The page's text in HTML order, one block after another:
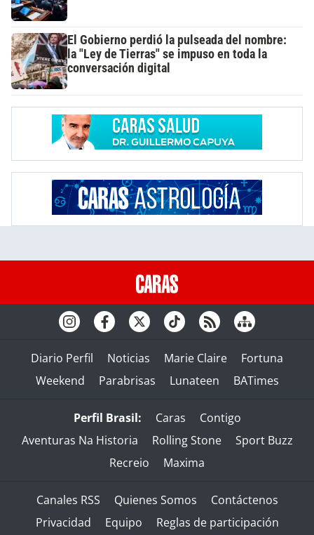
El Gobierno perdió la pulseada del nombre:
la "Ley de Tierras" se impuso en toda la
conversación digital
Diario Perfil Noticias Marie Claire
Fortuna
Weekend
Parabrisas Lunateen BATimes
Perfil Brasil: Caras
Contigo
Aventuras Na Historia
Rolling Stone
Sport Buzz
Recreio
Maxima
Canales RSS Quienes Somos
Contáctenos
Privacidad
Equipo Reglas de participación